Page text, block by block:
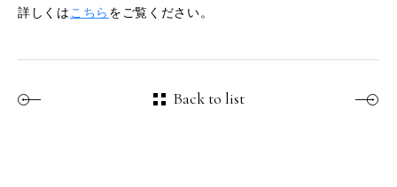
詳しくは こちら をご覧ください。
Back to list